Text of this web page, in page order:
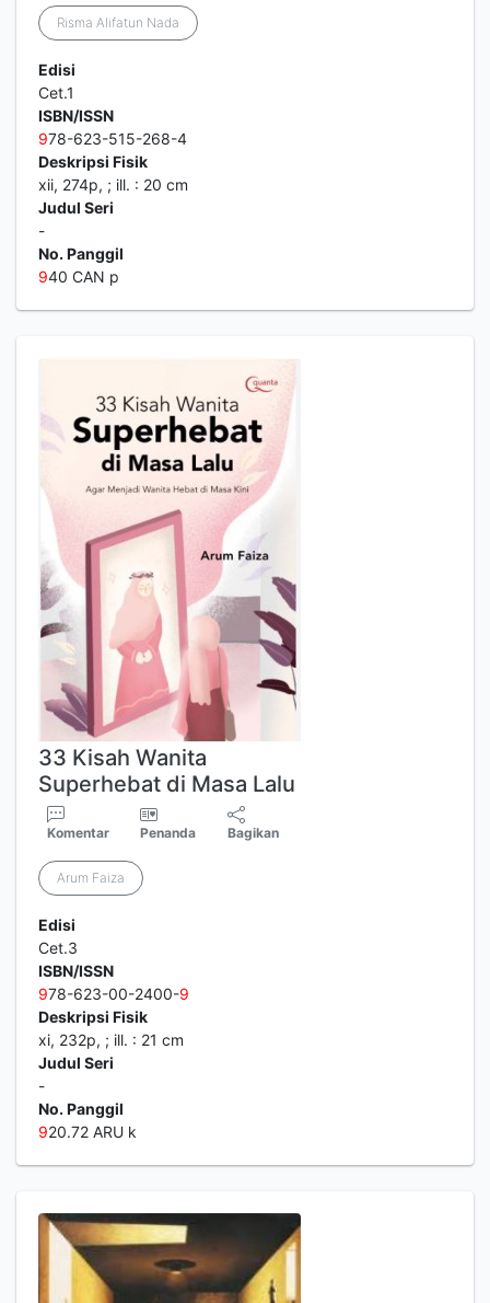
Risma Alifatun Nada
Edisi
Cet.1
ISBN/ISSN
978-623-515-268-4
Deskripsi Fisik
xii, 274p, ; ill. : 20 cm
Judul Seri
-
No. Panggil
940 CAN p
33 Kisah Wanita
Superhebat di Masa Lalu
Komentar Penanda Bagikan
Arum Faiza
Edisi
Cet.3
ISBN/ISSN
978-623-00-2400-9
Deskripsi Fisik
xi, 232p, ; ill. : 21 cm
Judul Seri
-
No. Panggil
920.72 ARU k